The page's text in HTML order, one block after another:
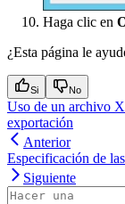
Haga clic en
¿Esta página le
Si No
Uso de un archivo
exportación
Anterior
Especificación de
Siguiente